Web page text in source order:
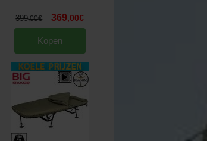
399,00€ 369,00€
Kopen